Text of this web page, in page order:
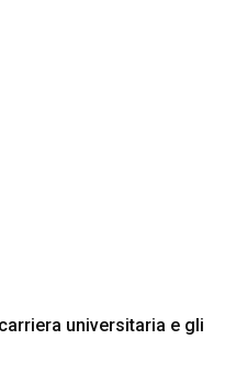
universitaria e gli